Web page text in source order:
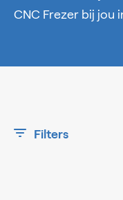
CNC Frezer bij jou
Filters